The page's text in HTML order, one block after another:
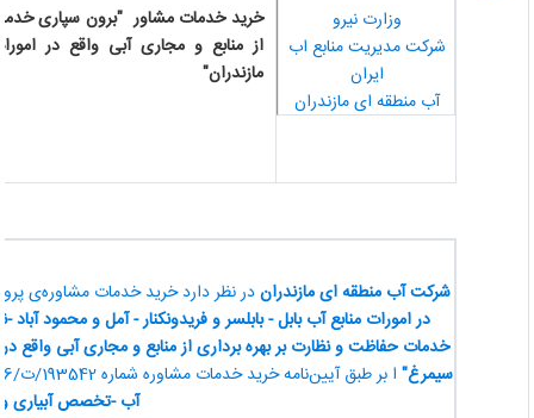
وزارت نیرو
شرکت مدیریت منابع اب
ایران
آب منطقه ای مازندران
خرید خدمات مشاور" برون سپاری
از منابع و مجاری آبی واقع در
مازندران"
شرکت آب منطقه ای مازندراندر نظر دارد خرید خدمات مشاوره‌ی
در امورات منابع آب بابل - بابلسر و فریدونکنار - آمل و محمود آباد-
خدمات حفاظت و نظارت بر بهره برداری از منابع و مجاری آبی واقع در
سیمرغ"ا بر طبق آیین‌نامه خرید خدمات مشاوره شماره 193542/ت/42986ک مورخ 01/10/1388، به مهندسان مشاور دارای گواهینامه صلاحیت معتبر در
آب-تخصص آبیاری و